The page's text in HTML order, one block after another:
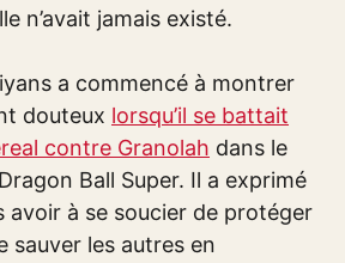
n’avait jamais existé.
a commencé à montrer
douteux lorsqu’il se battait
contre Granolah dans le
Ball Super. Il a exprimé
avoir à se soucier de protéger
sauver les autres en